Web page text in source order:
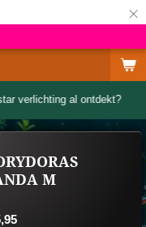
×
verlichting al ontdekt?
M